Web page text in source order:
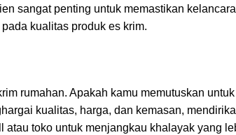
sangat penting untuk memastikan
kualitas produk es krim.
rumahan. Apakah kamu memutuskan
kualitas, harga, dan kemasan,
toko untuk menjangkau khalayak yang